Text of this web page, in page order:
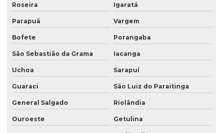
Roseira Igaratá
Parapuã Vargem
Bofete Porangaba
São Sebastião da Grama Iacanga
Uchoa Sarapuí
Guaraci São Luiz do Paraitinga
General Salgado Riolândia
Ouroeste Getulina